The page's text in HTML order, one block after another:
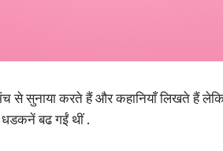
मंच से सुनाया करते हैं और कहानियाँ लिखते
बढ गईं थीं .